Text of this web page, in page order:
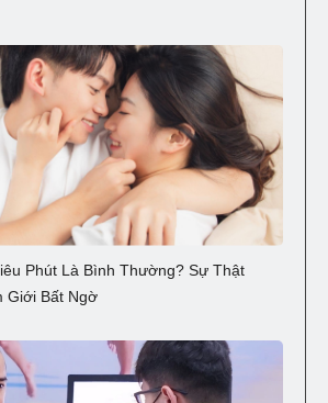
Phút Là Bình Thường? Sự Thật
Giới Bất Ngờ